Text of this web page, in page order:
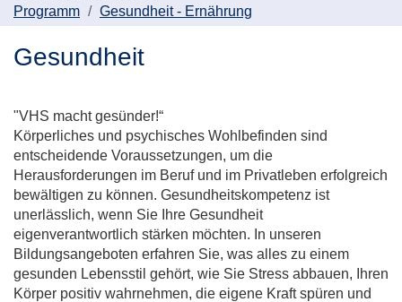
Programm
Gesundheit - Ernährung
Gesundheit
"VHS macht gesünder!“
Körperliches und psychisches Wohlbefinden sind
entscheidende Voraussetzungen, um die
Herausforderungen im Beruf und im Privatleben erfolgreich
bewältigen zu können. Gesundheitskompetenz ist
unerlässlich, wenn Sie Ihre Gesundheit
eigenverantwortlich stärken möchten. In unseren
Bildungsangeboten erfahren Sie, was alles zu einem
gesunden Lebensstil gehört, wie Sie Stress abbauen, Ihren
Körper positiv wahrnehmen, die eigene Kraft spüren und